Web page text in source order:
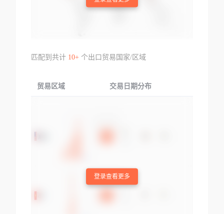
匹配到共计 10+个出口贸易国家/区域
贸易区域 交易日期分布
登录查看更多